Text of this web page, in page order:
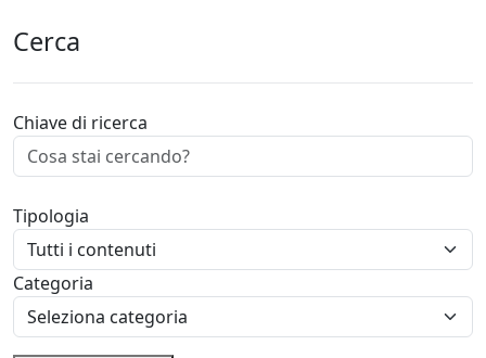
Cerca
Chiave di ricerca
Tipologia
Categoria